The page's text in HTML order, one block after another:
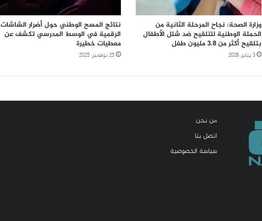
وزارة الصحة: نجاح المرحلة الثانية من
الحملة الوطنية للتلقيح ضد شلل الأطفال
بتلقيح أكثر من 3.8 مليون طفل
3 يناير، 2026
نتائج المسح الوطني حول أضرار الشاشات
الرقمية في الوسط المدرسي تكشف عن
معطيات خطيرة
25 نوفمبر، 2025
من نحن
اتصل بنا
سياسة الخصوصية